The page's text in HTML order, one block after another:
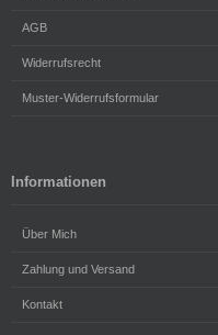
AGB
Widerrufsrecht
Muster-Widerrufsformular
Informationen
Über Mich
Zahlung und Versand
Kontakt